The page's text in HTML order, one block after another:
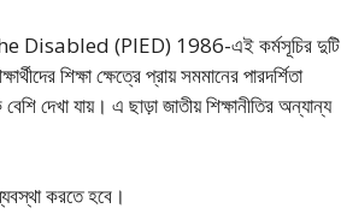
(PIED) 1986-এই কর্মসূচির দুটি
শিক্ষা ক্ষেত্রে প্রায় সমমানের পারদর্শিতা
দেখা যায়। এ ছাড়া জাতীয় শিক্ষানীতির অন্যান্য
করতে হবে।